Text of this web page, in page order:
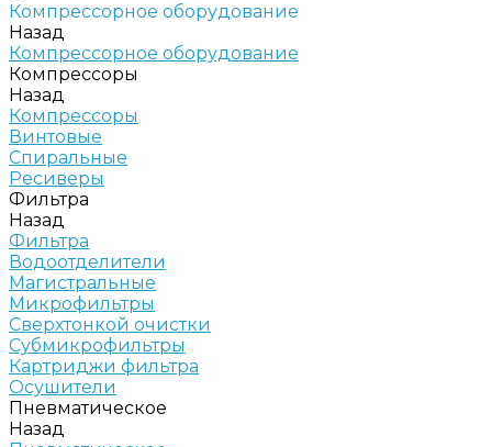
Компрессорное оборудование
Назад
Компрессорное оборудование
Компрессоры
Назад
Компрессоры
Винтовые
Спиральные
Ресиверы
Фильтра
Назад
Фильтра
Водоотделители
Магистральные
Микрофильтры
Сверхтонкой очистки
Субмикрофильтры
Картриджи фильтра
Осушители
Пневматическое
Назад